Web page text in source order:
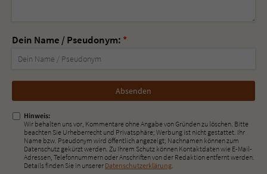
Dein Name / Pseudonym: *
Nicht
ausfüllen!
Hinweis:
Wir behalten uns vor, Kommentare ohne Angabe von Gründen zu löschen. Bitte
beachten Sie Urheberrecht und Privatsphäre; Werbung ist nicht gestattet. Ihr
Name bzw. Pseudonym wird öffentlich angezeigt; Nachnamen können zum
Datenschutz gekürzt werden. Zu Ihrem Schutz können Kontaktdaten wie E-Mail-
Adressen, Telefonnummern oder Anschriften von der Redaktion entfernt werden.
Details finden Sie in unserer Datenschutzerklärung